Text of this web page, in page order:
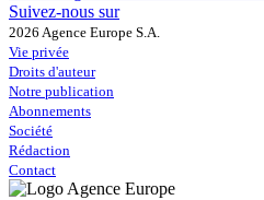
Suivez-nous sur
2026 Agence Europe S.A.
Vie privée
Droits d'auteur
Notre publication
Abonnements
Société
Rédaction
Contact